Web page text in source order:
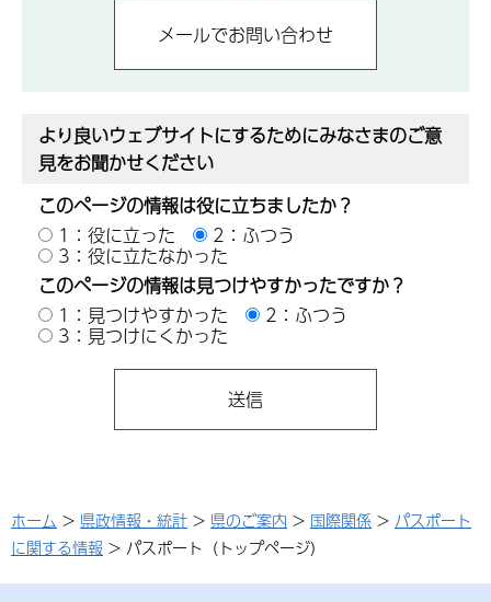
より良いウェブサイトにするためにみなさまのご意
見をお聞かせください
このページの情報は役に立ちましたか？
1：役に立った
2：ふつう
3：役に立たなかった
このページの情報は見つけやすかったですか？
1：見つけやすかった
2：ふつう
3：見つけにくかった
ホーム > 県政情報・統計 > 県のご案内 > 国際関係 > パスポート
に関する情報 > パスポート（トップページ）